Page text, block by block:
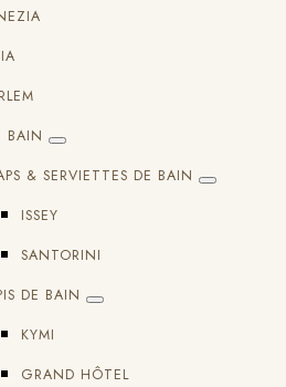
BAIN
& SERVIETTES DE BAIN
ISSEY
SANTORINI
DE BAIN
KYMI
GRAND HÔTEL